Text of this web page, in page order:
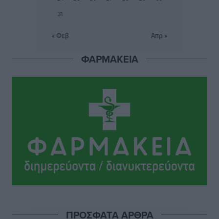
την Ελλάδα
Το εκλογικό ρολόι του Μαξίμου χτυπά τέλη Μαΐου του
Τοπικές Ειδήσεις• πριν 4 ώρες
ΦΟΔΣΑ Νοτίου Αιγαίου: «Δεν ζητάμε ασυλία – ζητάμε
θεσμική προστασία της αυτοδιοίκησης»
πριν 4 ώρες
Στη διαδικασία της απευθείας διαπραγμάτευσης ο
Δήμος Ρόδου για τη ναυαγοσωστική κάλυψη των
Στο Αυτόφωρο 47χρονος που φέρεται να απείλησε τη
31
« Φεβ Απρ »
ΦΑΡΜΑΚΕΙΑ
ΠΡΟΣΦΑΤΑ ΑΡΘΡΑ